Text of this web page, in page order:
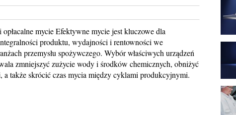
mycie Efektywne mycie jest kluczowe dla
produktu, wydajności i rentowności we
przemysłu spożywczego. Wybór właściwych urządzeń
zmniejszyć zużycie wody i środków chemicznych, obniżyć
a także skrócić czas mycia między cyklami produkcyjnymi.